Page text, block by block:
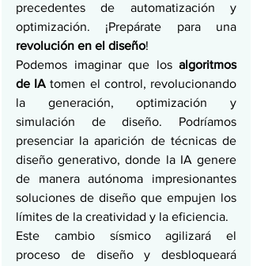
precedentes de automatización y
revolución en el diseño!
Podemos imaginar que los algoritmos
de IA tomen el control, revolucionando
la generación, optimización y
simulación de diseño. Podríamos
presenciar la aparición de técnicas de
diseño generativo, donde la IA genere
de manera autónoma impresionantes
soluciones de diseño que empujen los
límites de la creatividad y la eficiencia.
Este cambio sísmico agilizará el
proceso de diseño y desbloqueará